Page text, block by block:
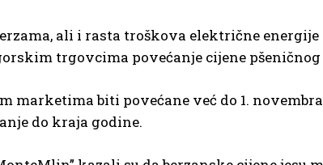
ali i rasta troškova električne energije
trgovcima povećanje cijene pšeničnog
marketima biti povećane već do 1. novembra
do kraja godine.